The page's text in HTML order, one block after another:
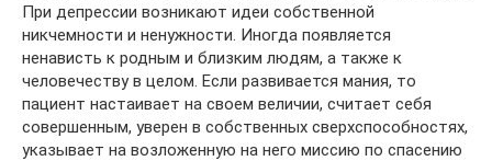
При депрессии возникают идеи собственной
никчемности и ненужности. Иногда появляется
ненависть к родным и близким людям, а также к
человечеству в целом. Если развивается мания, то
пациент настаивает на своем величии, считает себя
совершенным, уверен в собственных сверхспособностях,
указывает на возложенную на него миссию по спасению